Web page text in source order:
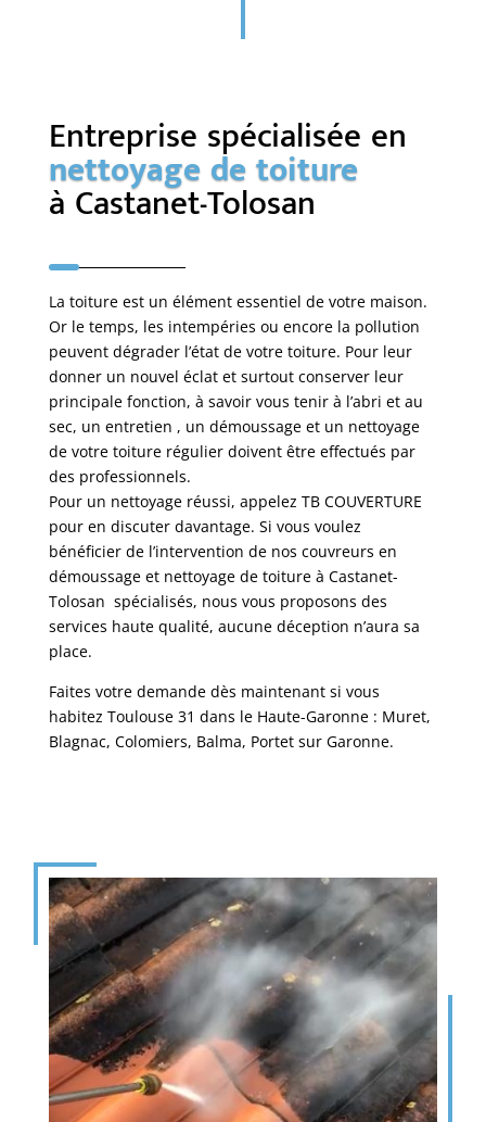
Entreprise spécialisée en
nettoyage de toiture
à Castanet-Tolosan
La toiture est un élément essentiel de votre maison.
Or le temps, les intempéries ou encore la pollution
peuvent dégrader l’état de votre toiture. Pour leur
donner un nouvel éclat et surtout conserver leur
principale fonction, à savoir vous tenir à l’abri et au
sec, un entretien , un démoussage et un nettoyage
de votre toiture régulier doivent être effectués par
des professionnels.
Pour un nettoyage réussi, appelez TB COUVERTURE
pour en discuter davantage. Si vous voulez
bénéficier de l’intervention de nos couvreurs en
démoussage et nettoyage de toiture à Castanet-
Tolosan spécialisés, nous vous proposons des
services haute qualité, aucune déception n’aura sa
place.
Faites votre demande dès maintenant si vous
habitez Toulouse 31 dans le Haute-Garonne : Muret,
Blagnac, Colomiers, Balma, Portet sur Garonne.